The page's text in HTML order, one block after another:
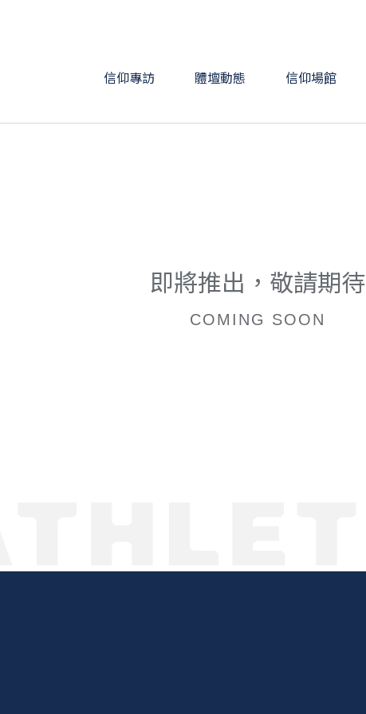
信仰專訪 體壇動態 信仰場館
即將推出，敬請期待
COMING SOON